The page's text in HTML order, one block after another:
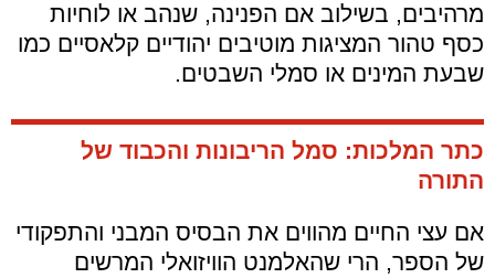
מרהיבים, בשילוב אם הפנינה, שנהב או לוחיות
כסף טהור המציגות מוטיבים יהודיים קלאסיים כמו
שבעת המינים או סמלי השבטים.
כתר המלכות: סמל הריבונות והכבוד של
התורה
אם עצי החיים מהווים את הבסיס המבני והתפקודי
של הספר, הרי שהאלמנט הוויזואלי המרשים